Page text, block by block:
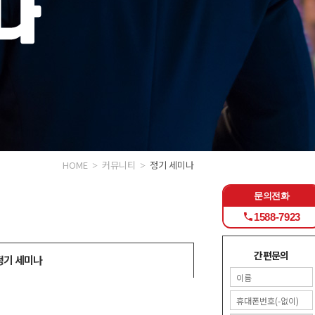
문의전화
1588-7923
간편문의
HOME 커뮤니티 정기 세미나
기 세미나